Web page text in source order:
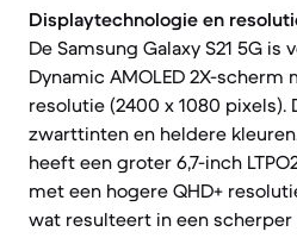
Displaytechnologie en
De Samsung Galaxy S21 5G is
Dynamic AMOLED 2X-scherm
resolutie (2400 x 1080
zwarttinten en heldere
heeft een groter 6,7-inch
met een hogere QHD+
wat resulteert in een